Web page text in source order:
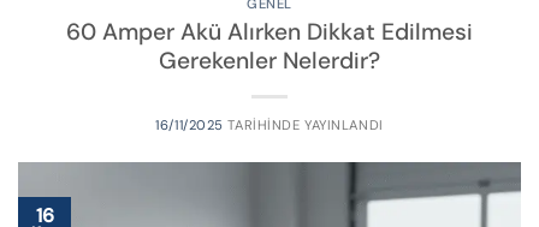
GENEL
60 Amper Akü Alırken Dikkat Edilmesi
Gerekenler Nelerdir?
16/11/2025 TARIHINDE YAYINLANDI
16